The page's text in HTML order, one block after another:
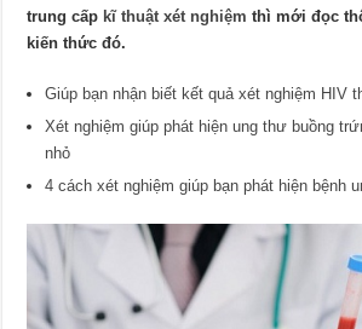
trung cấp kĩ thuật xét nghiệmthì mới đọc
kiến thức đó.
Giúp bạn nhận biết kết quả xét nghiệm HIV
Xét nghiệm giúp phát hiện ung thư buồng
nhỏ
4 cách xét nghiệm giúp bạn phát hiện bệnh